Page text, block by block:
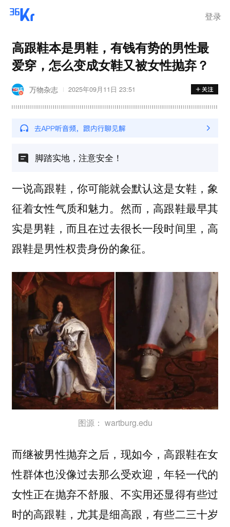
登录
高跟鞋本是男鞋，有钱有势的男性最
爱穿，怎么变成女鞋又被女性抛弃？
万物杂志 2025年09月11日 23:51
脚踏实地，注意安全！
一说高跟鞋，你可能就会默认这是女鞋，象
征着女性气质和魅力。然而， 高跟鞋最早其
实是男鞋 ，而且在过去很长一段时间里，高
跟鞋是男性权贵身份的象征。
图源： wartburg.edu
而继被男性抛弃之后， 现如今，高跟鞋在女
性群体也没像过去那么受欢迎 ，年轻一代的
女性正在抛弃不舒服、不实用还显得有些过
时的高跟鞋，尤其是细高跟，有些二三十岁